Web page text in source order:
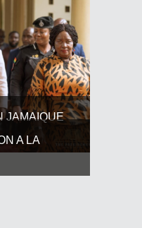
JAMAIQUE
A LA